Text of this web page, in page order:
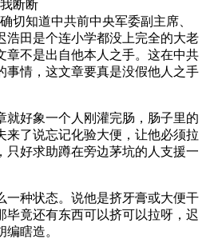
断断
切知道中共前中央军委副主席、
浩田是个连小学都没上完全的大老
章不是出自他本人之手。这在中共
事情，这文章要真是没假他人之手
就好象一个人刚灌完肠，肠子里的
来了说忘记化验大便，让他必须拉
只好求助蹲在旁边茅坑的人支援一
一种状态。说他是挤牙膏或大便干
毕竟还有东西可以挤可以拉呀，迟
瞎造。